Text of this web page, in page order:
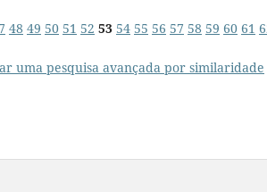
48 49 50 51 52 53 54 55 56 57 58 59 60 61
uma pesquisa avançada por similaridade